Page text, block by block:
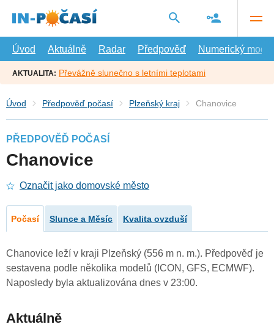
hlavní
Úvod
Aktuálně Radar Předpověď Numerický model
AKTUALITA: Převážně slunečno s letními teplotami
Úvod Předpověď počasí Plzeňský kraj Chanovice
PŘEDPOVĚĎ POČASÍ
Chanovice
Označit jako domovské město
Počasí Slunce a Měsíc Kvalita ovzduší
Chanovice leží v kraji Plzeňský (556 m n. m.). Předpověď je
sestavena podle několika modelů (ICON, GFS, ECMWF).
Naposledy byla aktualizována dnes v 23:00.
Aktuálně